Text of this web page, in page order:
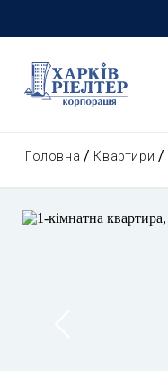
Головна Квартири